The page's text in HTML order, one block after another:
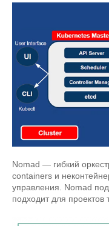
Nomad — гибкий
containers и
управления. Nomad
подходит для